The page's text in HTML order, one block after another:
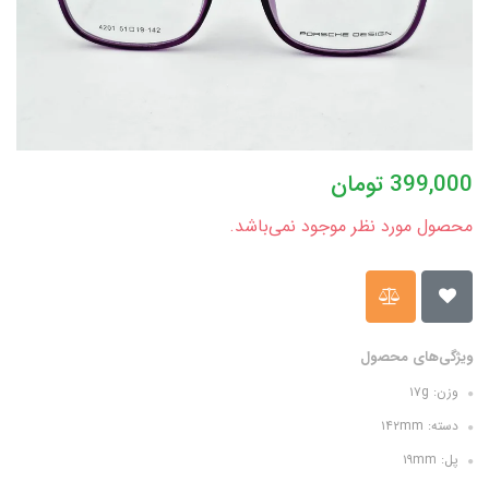
399,000 تومان
محصول مورد نظر موجود نمی‌باشد.
ویژگی‌های محصول
وزن: ۱۷g
دسته: ۱۴۲mm
پل: ۱۹mm